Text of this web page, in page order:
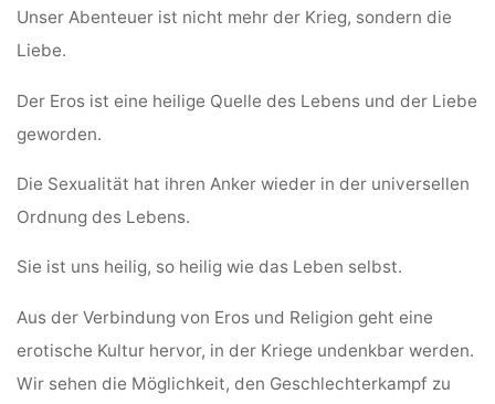
Unser Abenteuer ist nicht mehr der Krieg, sondern die
Liebe.
Der Eros ist eine heilige Quelle des Lebens und der Liebe
geworden.
Die Sexualität hat ihren Anker wieder in der universellen
Ordnung des Lebens.
Sie ist uns heilig, so heilig wie das Leben selbst.
Aus der Verbindung von Eros und Religion geht eine
erotische Kultur hervor, in der Kriege undenkbar werden.
Wir sehen die Möglichkeit, den Geschlechterkampf zu